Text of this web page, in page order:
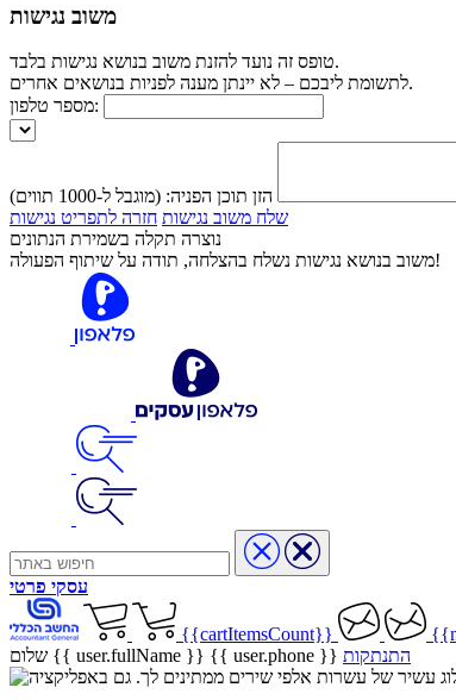
משוב נגישות
טופס זה נועד להזנת משוב בנושא נגישות בלבד.
לתשומת ליבכם – לא יינתן מענה לפניות בנושאים אחרים.
מספר טלפון:
הזן תוכן הפניה: (מוגבל ל-1000 תווים)
שלח משוב נגישות חזרה לתפריט נגישות
נוצרה תקלה בשמירת הנתונים
משוב בנושא נגישות נשלח בהצלחה, תודה על שיתוף הפעולה!
עסקי פרטי
{{cartItemsCount}}
שלום {{ user.fullName }} {{ user.phone }} התנתקות